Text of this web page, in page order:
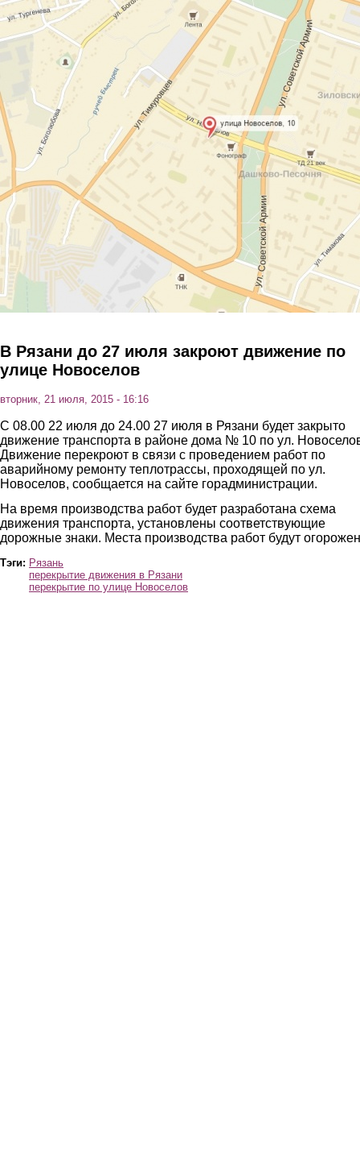
Перейти к основному содержанию
В Рязани до 27 июля закроют движение по
улице Новоселов
вторник, 21 июля, 2015 - 16:16
С 08.00 22 июля до 24.00 27 июля в Рязани будет закрыто
движение транспорта в районе дома № 10 по ул.
Движение перекроют в связи с проведением работ по
аварийному ремонту теплотрассы, проходящей по ул.
Новоселов, сообщается на сайте горадминистрации.
На время производства работ будет разработана схема
движения транспорта, установлены соответствующие
дорожные знаки. Места производства работ будут
Тэги: Рязань
перекрытие движения в Рязани
перекрытие по улице Новоселов